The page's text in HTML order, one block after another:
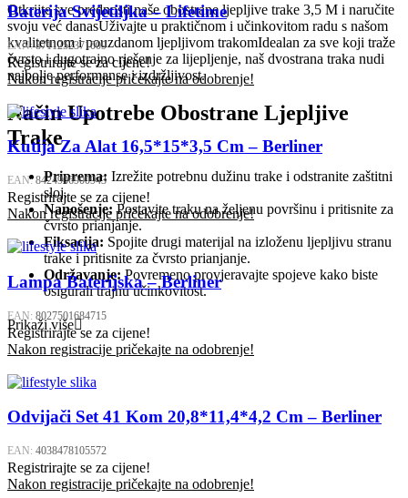
Otkrijte sve prednosti naše obostrane ljepljive trake 3,5 M i naručite
svoju već danasUživajte u praktičnom i učinkovitom radu s našom
kvalitetnom i pouzdanom ljepljivom trakomIdealan za sve koji traže
čvrsto i dugotrajno rješenje za lijepljenje, naš dvostrana traka nudi
najbolje performanse i izdržljivost.
Način Upotrebe Obostrane Ljepljive
Trake
Priprema: Izrežite potrebnu dužinu trake i odstranite zaštitni
sloj.
Nanošenje: Postavite traku na željenu površinu i pritisnite za
čvrsto prianjanje.
Fiksacija: Spojite drugi materijal na izloženu ljepljivu stranu
trake i pritisnite za čvrsto prianjanje.
Održavanje: Povremeno provjeravajte spojeve kako biste
osigurali trajnu učinkovitost.
Prikaži više
Baterija Svijetiljka – Lifetime
EAN:8711252371009
Registrirajte se za cijene!
Nakon registracije pričekajte na odobrenje!
Kutija Za Alat 16,5*15*3,5 Cm – Berliner
EAN:8424906900943
Registrirajte se za cijene!
Nakon registracije pričekajte na odobrenje!
Lampa Baterijska – Berliner
EAN: 8027501684715
Registrirajte se za cijene!
Nakon registracije pričekajte na odobrenje!
Odvijači Set 41 Kom 20,8*11,4*4,2 Cm – Berliner
EAN: 4038478105572
Registrirajte se za cijene!
Nakon registracije pričekajte na odobrenje!